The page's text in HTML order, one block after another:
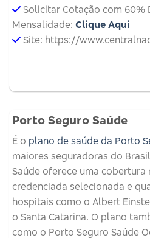
Solicitar Cotação com 60%
Mensalidade: Clique Aqui
Site: https://
Porto Seguro Saúde
É o plano de saúde da Porto
maiores seguradoras do
Saúde oferece uma cobertura
credenciada selecionada e
hospitais como o Albert
o Santa Catarina. O plano
como o Porto Seguro Saúde